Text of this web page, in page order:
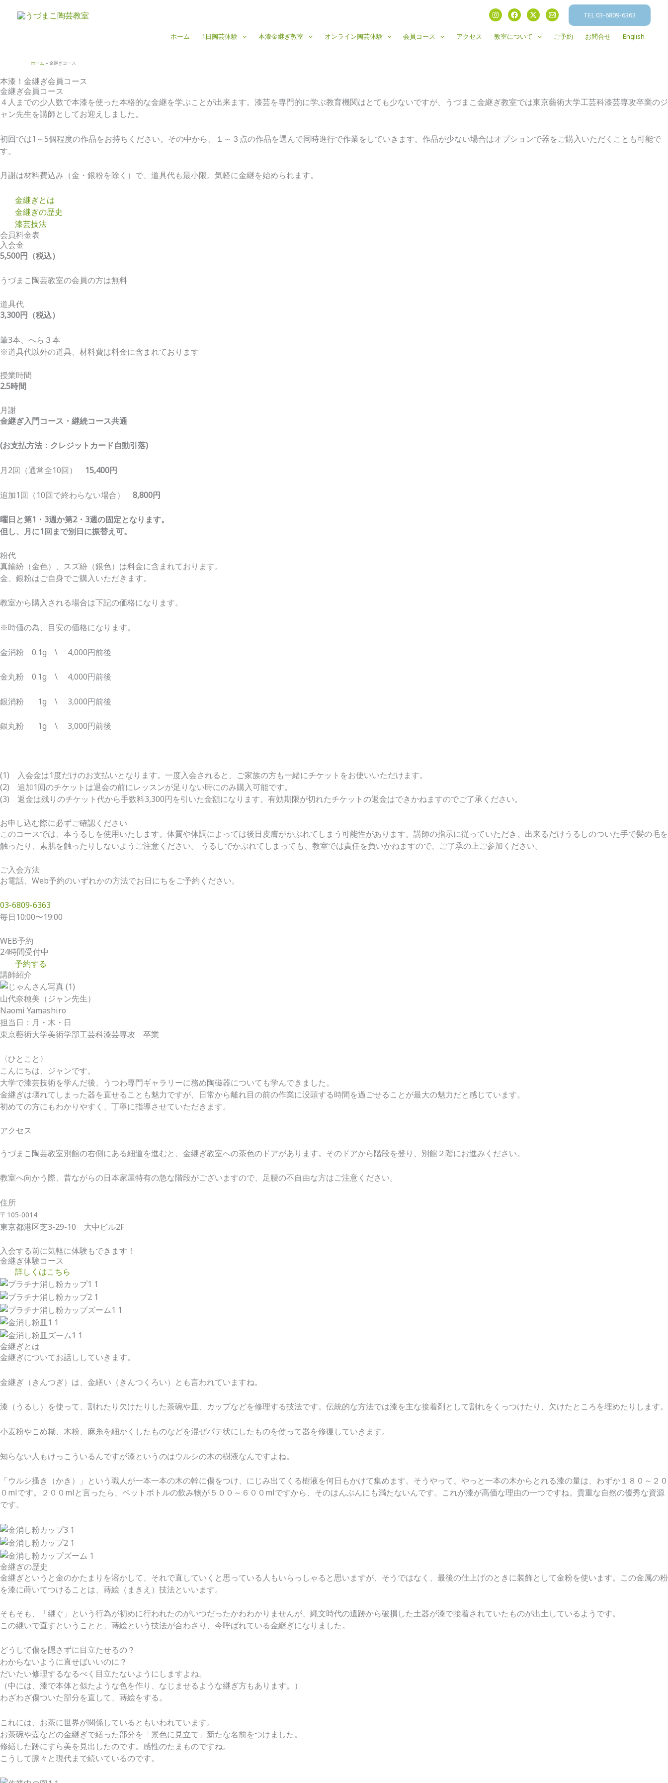
プ
TEL 03-6809-6363
ホーム 1日陶芸体験 本漆金継ぎ教室 オンライン陶芸体験 会員コース アクセス 教室について ご予約 お問合せ English
ホーム 金継ぎコース
本漆！金継ぎ会員コース
金継ぎ会員コース
４人までの少人数で本漆を使った本格的な金継を学ぶことが出来ます。漆芸を専門的に学ぶ教育機関はとても少ないですが、うづまこ金継ぎ教室では東京藝術大学工芸科漆芸専攻卒業のジ
ャン先生を講師としてお迎えしました。
初回では1～5個程度の作品をお持ちください。その中から、１～３点の作品を選んで同時進行で作業をしていきます。作品が少ない場合はオプションで器をご購入いただくことも可能で
す。
月謝は材料費込み（金・銀粉を除く）で、道具代も最小限。気軽に金継を始められます。
金継ぎとは
金継ぎの歴史
漆芸技法
会員料金表
入会金
5,500円（税込）
うづまこ陶芸教室の会員の方は無料
道具代
3,300円 （税込）
筆3本、へら３本
※道具代以外の道具、材料費は料金に含まれております
授業時間
2.5時間
月謝
金継ぎ入門コース・継続コース共通
(お支払方法：クレジットカード自動引落)
月2回（通常全10回） 15,400円
追加1回 （10回で終わらない場合） 8,800円
曜日と第1・3週か第2・3週の固定となります。
但し、月に1回まで別日に振替え可。
粉代
真鍮紛（金色）、スズ紛（銀色）は料金に含まれております。
金、銀粉はご自身でご購入いただきます。
教室から購入される場合は下記の価格になります。
※時価の為、目安の価格になります。
金消粉 0.1g \ 4,000円前後
金丸粉 0.1g \ 4,000円前後
銀消粉 1g \ 3,000円前後
銀丸粉 1g \ 3,000円前後
(1) 入会金は1度だけのお支払いとなります。一度入会されると、ご家族の方も一緒にチケットをお使いいただけます。
(2) 追加1回のチケットは退会の前にレッスンが足りない時にのみ購入可能です。
(3) 返金は残りのチケット代から手数料3,300円を引いた金額になります。有効期限が切れたチケットの返金はできかねますのでご了承ください。
お申し込む際に必ずご確認ください
このコースでは、本うるしを使用いたします。体質や体調によっては後日皮膚がかぶれてしまう可能性があります。講師の指示に従っていただき、出来るだけうるしのついた手で髪の毛を
触ったり、素肌を触ったりしないようご注意ください。 うるしでかぶれてしまっても、教室では責任を負いかねますので、ご了承の上ご参加ください。
ご入会方法
お電話、Web予約のいずれかの方法でお日にちをご予約ください。
03-6809-6363
毎日10:00〜19:00
WEB予約
24時間受付中
予約する
講師紹介
山代奈穂美（ジャン先生）
Naomi Yamashiro
担当日：月・木・日
東京藝術大学美術学部工芸科漆芸専攻 卒業
〈ひとこと〉
こんにちは、ジャンです。
大学で漆芸技術を学んだ後、うつわ専門ギャラリーに務め陶磁器についても学んできました。
金継ぎは壊れてしまった器を直せることも魅力ですが、 日常から離れ目の前の作業に没頭する時間を過ごせることが最大の魅力だと感じています。
初めての方にもわかりやすく、丁寧に指導させていただきます。
アクセス
うづまこ陶芸教室別館の右側にある細道を進むと、金継ぎ教室への茶色のドアがあります。そのドアから階段を登り、別館２階にお進みください。
教室へ向かう際、昔ながらの日本家屋特有の急な階段がございますので、足腰の不自由な方はご注意ください。
住所
〒105-0014
東京都港区芝3-29-10 大中ビル2F
入会する前に気軽に体験もできます！
金継ぎ体験コース
詳しくはこちら
金継ぎとは
金継ぎについてお話ししていきます。
金継ぎ（きんつぎ）は、金繕い（きんつくろい）とも言われていますね。
漆（うるし）を使って、割れたり欠けたりした茶碗や皿、カップなどを修理する技法です。伝統的な方法では漆を主な接着剤として割れをくっつけたり、欠けたところを埋めたりします。
小麦粉やこめ糊、木粉、麻糸を細かくしたものなどを混ぜパテ状にしたものを使って器を修復していきます。
知らない人もけっこういるんですが漆というのはウルシの木の樹液なんですよね。
「ウルシ搔き（かき）」という職人が一本一本の木の幹に傷をつけ、にじみ出てくる樹液を何日もかけて集めます。そうやって、やっと一本の木からとれる漆の量は、わずか１８０～２０
０mlです。２００mlと言ったら、ペットボトルの飲み物が５００～６００mlですから、そのはんぶんにも満たないんです。これが漆が高価な理由の一つですね。貴重な自然の優秀な資源
です。
金継ぎの歴史
金継ぎというと金のかたまりを溶かして、それで直していくと思っている人もいらっしゃると思いますが、そうではなく、最後の仕上げのときに装飾として金粉を使います。この金属の粉
を漆に蒔いてつけることは、蒔絵（まきえ）技法といいます。
そもそも、「継ぐ」という行為が初めに行われたのがいつだったかわわかりませんが、縄文時代の遺跡から破損した土器が漆で接着されていたものが出土しているようです。
この継いで直すということと、蒔絵という技法が合わさり、今呼ばれている金継ぎになりました。
どうして傷を隠さずに目立たせるの？
わからないように直せばいいのに？
だいたい修理するなるべく目立たないようにしますよね。
（中には、漆で本体と似たような色を作り、なじませるような継ぎ方もあります。）
わざわざ傷ついた部分を直して、蒔絵をする。
これには、お茶に世界が関係しているともいわれています。
お茶碗や壺などの金継ぎで繕った部分を「景色に見立て」新たな名前をつけました。
修繕した跡にすら美を見出したのです。感性のたまものですね。
こうして脈々と現代まで続いているのです。